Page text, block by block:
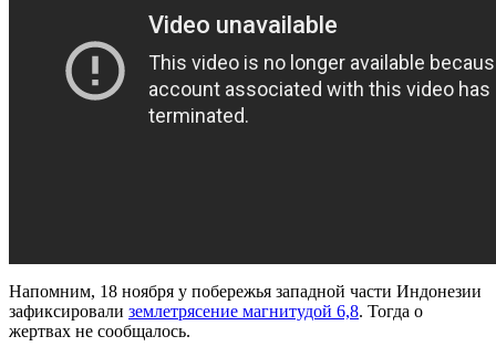
Напомним, 18 ноября у побережья западной части Индонезии
зафиксировали землетрясение магнитудой 6,8. Тогда о
жертвах не сообщалось.